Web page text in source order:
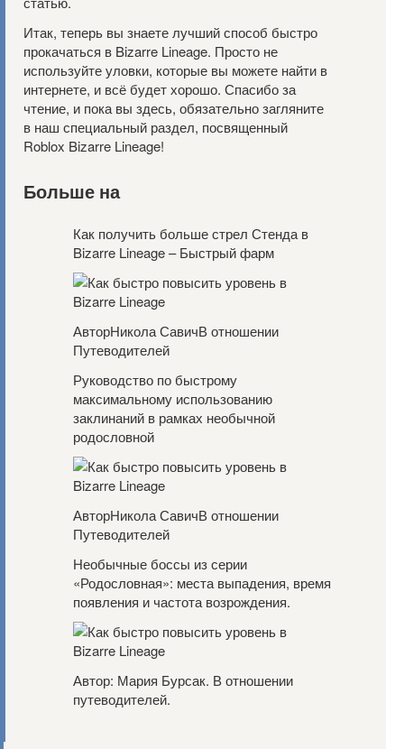
Итак, теперь вы знаете лучший способ быстро
прокачаться в Bizarre Lineage. Просто не
используйте уловки, которые вы можете найти в
интернете, и всё будет хорошо. Спасибо за
чтение, и пока вы здесь, обязательно загляните
в наш специальный раздел, посвященный
Roblox Bizarre Lineage!
Больше на
Как получить больше стрел Стенда в
Bizarre Lineage – Быстрый фарм
АвторНикола СавичВ отношении
Путеводителей
Руководство по быстрому
максимальному использованию
заклинаний в рамках необычной
родословной
АвторНикола СавичВ отношении
Путеводителей
Необычные боссы из серии
«Родословная»: места выпадения, время
появления и частота возрождения.
Автор: Мария Бурсак. В отношении
путеводителей.